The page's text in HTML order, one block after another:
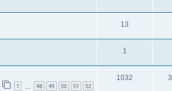
13
1
1 48 49 50 51 52
1032